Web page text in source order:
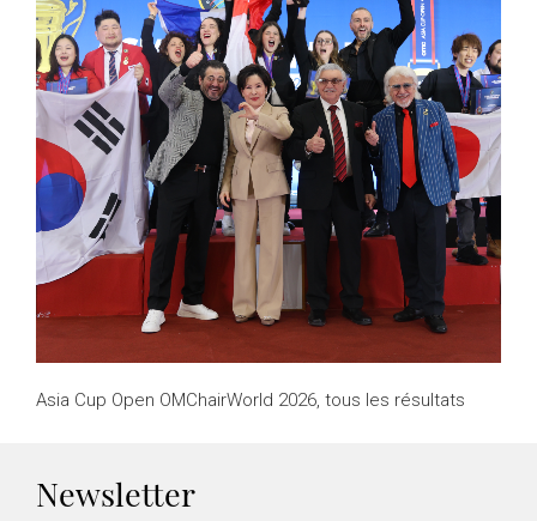
Asia Cup Open OMChairWorld 2026, tous les résultats
Newsletter